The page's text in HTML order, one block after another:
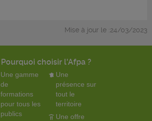
Mise à jour le :24/03/2023
Pourquoi choisir l'Afpa ?
Une gamme
de
formations
pour tous les
publics
Une
présence sur
tout le
territoire
Une offre